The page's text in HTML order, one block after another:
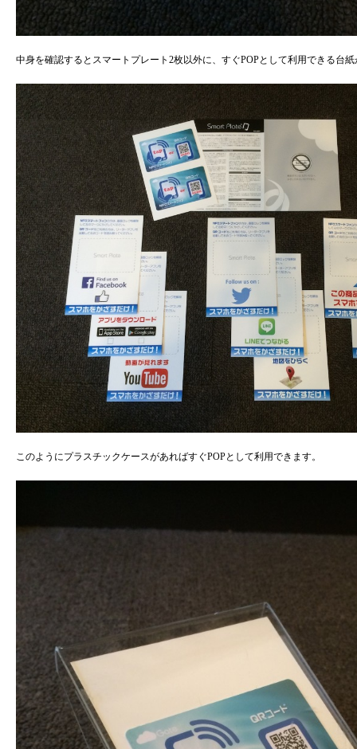
中身を確認するとスマートプレート2枚以外に、すぐPOPとして利用できる台
このようにプラスチックケースがあればすぐPOPとして利用できます。